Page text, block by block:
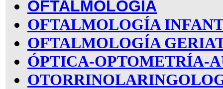
OFTALMOLOGÍA
OFTALMOLOGÍA
OFTALMOLOGÍA
ÓPTICA-OPTOMETRÍA-